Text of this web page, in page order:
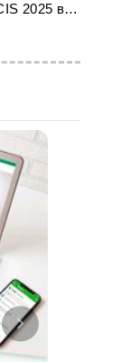
2025 в